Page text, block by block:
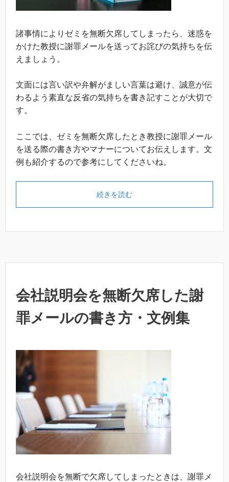
諸事情によりゼミを無断欠席してしまったら、迷惑を
かけた教授に謝罪メールを送ってお詫びの気持ちを伝
えましょう。
文面には言い訳や弁解がましい言葉は避け、誠意が伝
わるよう素直な反省の気持ちを書き記すことが大切で
す。
ここでは、ゼミを無断欠席したとき教授に謝罪メール
を送る際の書き方やマナーについてお伝えします。文
例も紹介するので参考にしてくださいね。
続きを読む
会社説明会を無断欠席した謝
罪メールの書き方・文例集
会社説明会を無断で欠席してしまったときは、謝罪メ